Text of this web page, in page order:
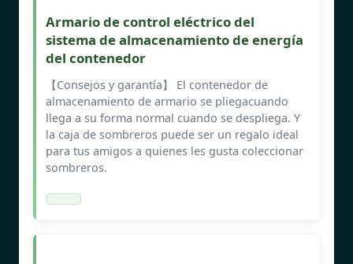
Armario de control eléctrico del
sistema de almacenamiento de energía
del contenedor
【Consejos y garantía】 El contenedor de
almacenamiento de armario se pliegacuando
llega a su forma normal cuando se despliega. Y
la caja de sombreros puede ser un regalo ideal
para tus amigos a quienes les gusta coleccionar
sombreros.